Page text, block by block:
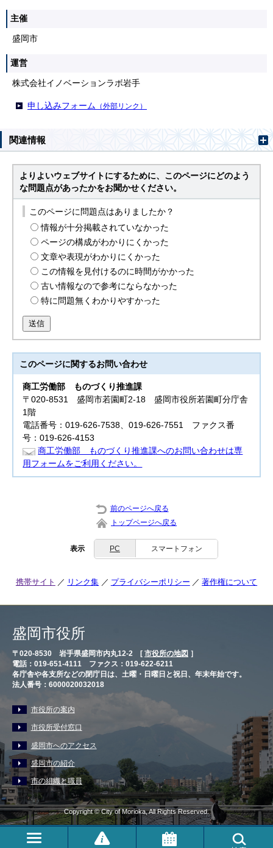
主催
盛岡市
運営
株式会社イノベーションラボ岩手
申し込みフォーム （外部リンク）
関連情報
よりよいウェブサイトにするために、このページにどのよう
な問題点があったかをお聞かせください。
このページに問題点はありましたか？
情報が十分掲載されていなかった
ページの構成がわかりにくかった
文章や表現がわかりにくかった
この情報を見付けるのに時間がかかった
古い情報なので参考にならなかった
特に問題無くわかりやすかった
送信
このページに関するお問い合わせ
商工労働部
ものづくり推進課
〒020-8531 盛岡市若園町2-18 盛岡市役所若園町分庁舎
1階
電話番号：019-626-7538、019-626-7551 ファクス番
号：019-626-4153
商工労働部 ものづくり推進課へのお問い合わせは専
用フォームをご利用ください。
前のページへ戻る
トップページへ戻る
表示 PC スマートフォン
携帯サイト リンク集 プライバシーポリシー 著作権について
盛岡市役所
〒020-8530 岩手県盛岡市内丸12-2 [ 市役所の地図 ］
電話：019-651-4111 ファクス：019-622-6211
各庁舎や各支所などの閉庁日は、土曜・日曜日と祝日、年末年始です。
法人番号：6000020032018
市役所の案内
市役所受付窓口
盛岡市へのアクセス
盛岡市の紹介
市の組織と職員
Copyright © City of Morioka, All Rights Reserved.